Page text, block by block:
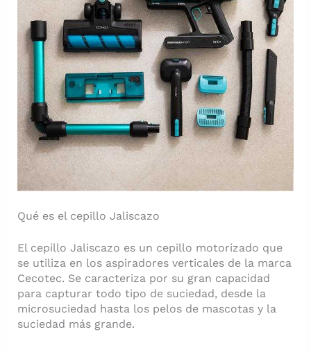
Qué es el cepillo Jaliscazo
El cepillo Jaliscazo es un cepillo motorizado que
se utiliza en los aspiradores verticales de la marca
Cecotec. Se caracteriza por su gran capacidad
para capturar todo tipo de suciedad, desde la
microsuciedad hasta los pelos de mascotas y la
suciedad más grande.